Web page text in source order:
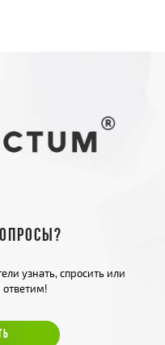
узнать, спросить или